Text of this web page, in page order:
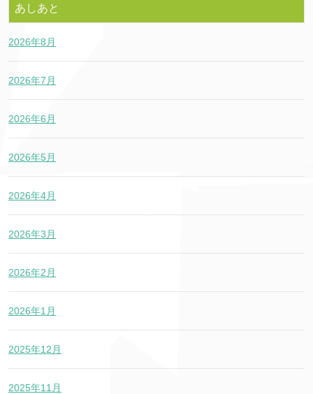
あしあと
2026年8月
2026年7月
2026年6月
2026年5月
2026年4月
2026年3月
2026年2月
2026年1月
2025年12月
2025年11月